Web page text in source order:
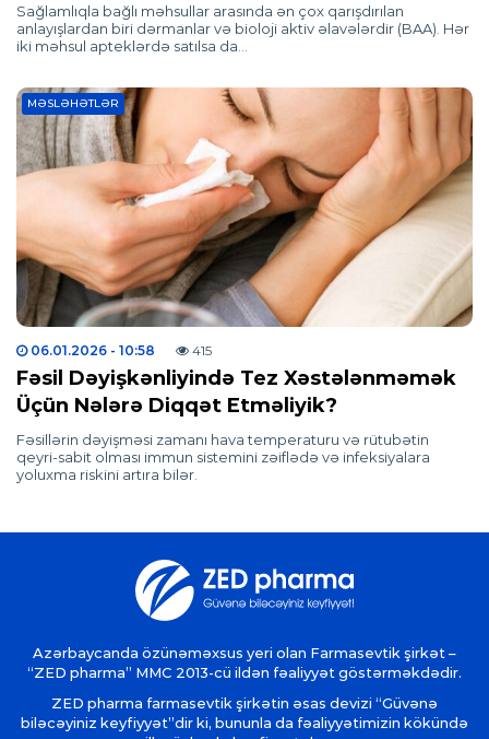
Sağlamlıqla bağlı məhsullar arasında ən çox qarışdırılan
anlayışlardan biri dərmanlar və bioloji aktiv əlavələrdir (BAA). Hər
iki məhsul apteklərdə satılsa da…
MƏSLƏHƏTLƏR
06.01.2026 - 10:58 415
Fəsil Dəyişkənliyində Tez Xəstələnməmək
Üçün Nələrə Diqqət Etməliyik?
Fəsillərin dəyişməsi zamanı hava temperaturu və rütubətin
qeyri-sabit olması immun sistemini zəiflədə və infeksiyalara
yoluxma riskini artıra bilər.
Azərbaycanda özünəməxsus yeri olan Farmasevtik şirkət –
“ZED pharma” MMC 2013-cü ildən fəaliyyət göstərməkdədir.
ZED pharma farmasevtik şirkətin əsas devizi “Güvənə
biləcəyiniz keyfiyyət”dir ki, bununla da fəaliyyətimizin kökündə